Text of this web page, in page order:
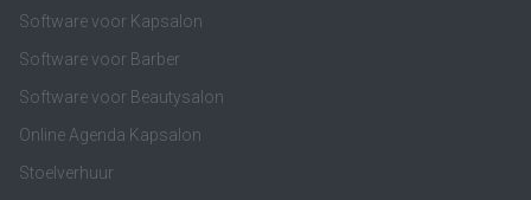
Software voor Kapsalon
Software voor Barber
Software voor Beautysalon
Online Agenda Kapsalon
Stoelverhuur